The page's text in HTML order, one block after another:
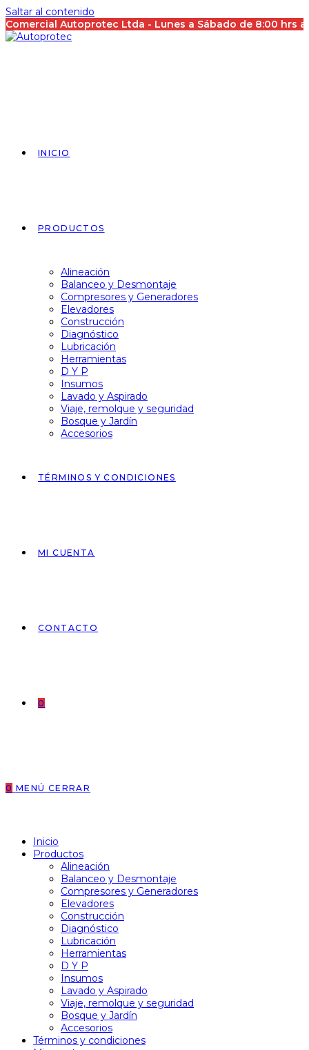
Saltar al contenido
Comercial Autoprotec Ltda - Lunes a Sábado de 8:00 hrs a
INICIO
PRODUCTOS
Alineación
Balanceo y Desmontaje
Compresores y Generadores
Elevadores
Construcción
Diagnóstico
Lubricación
Herramientas
D Y P
Insumos
Lavado y Aspirado
Viaje, remolque y seguridad
Bosque y Jardín
Accesorios
TÉRMINOS Y CONDICIONES
MI CUENTA
CONTACTO
0
0 MENÚ CERRAR
Inicio
Productos
Alineación
Balanceo y Desmontaje
Compresores y Generadores
Elevadores
Construcción
Diagnóstico
Lubricación
Herramientas
D Y P
Insumos
Lavado y Aspirado
Viaje, remolque y seguridad
Bosque y Jardín
Accesorios
Términos y condiciones